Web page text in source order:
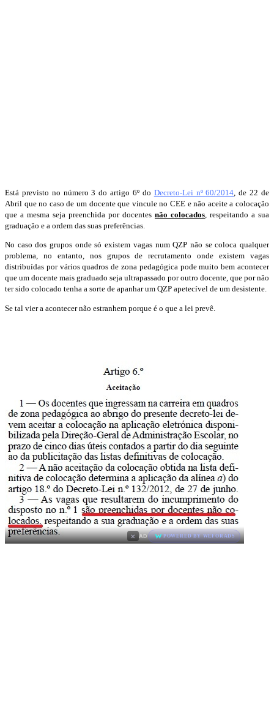
Está previsto no número 3 do artigo 6º do Decreto-Lei nº 60/2014, de 22 de
Abril que no caso de um docente que vincule no CEE e não aceite a colocação
que a mesma seja preenchida por docentes não colocados, respeitando a sua
graduação e a ordem das suas preferências.
No caso dos grupos onde só existem vagas num QZP não se coloca qualquer
problema, no entanto, nos grupos de recrutamento onde existem vagas
distribuídas por vários quadros de zona pedagógica pode muito bem acontecer
que um docente mais graduado seja ultrapassado por outro docente, que por não
ter sido colocado tenha a sorte de apanhar um QZP apetecível de um desistente.
Se tal vier a acontecer não estranhem porque é o que a lei prevê.
× AD POWERED BY WEFORADS